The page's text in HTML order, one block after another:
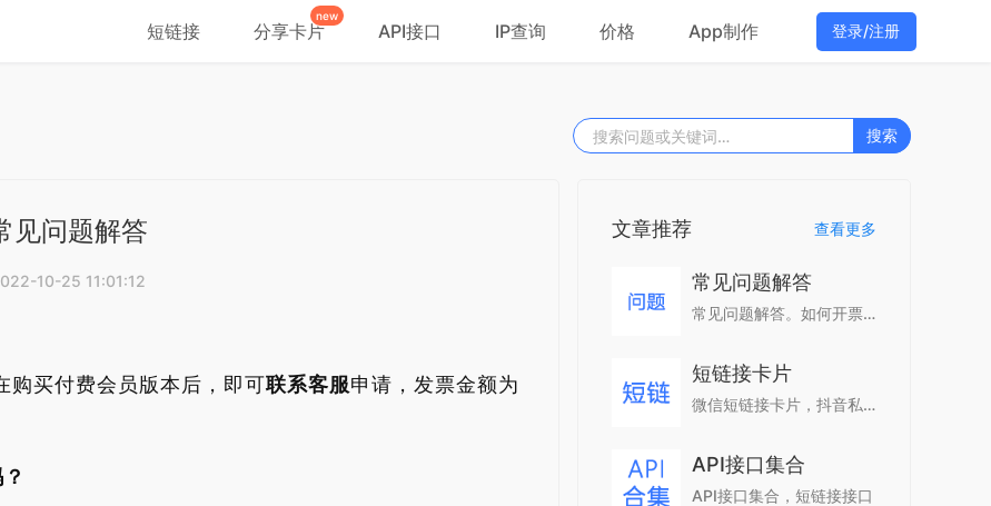
短链接
new
分享卡片 API接口 IP查询 价格 App制作 登录/注册
搜索
见问题解答
10-25 11:01:12
购买付费会员版本后，即可联系客服申请，发票金额为
文章推荐 查看更多
常见问题解答
常见问题解答。如何开票，如何购买。
短链接卡片
微信短链接卡片，抖音私信卡片。更好的树立品牌形象，提高点击率。
API接口集合
API接口集合，短链接接口